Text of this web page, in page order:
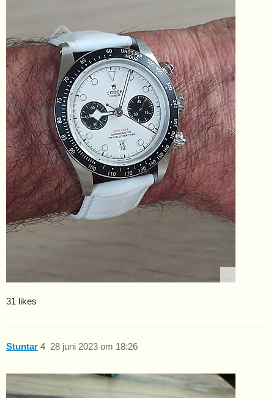
31 likes
Stuntar 28 juni 2023 om 18:26
4